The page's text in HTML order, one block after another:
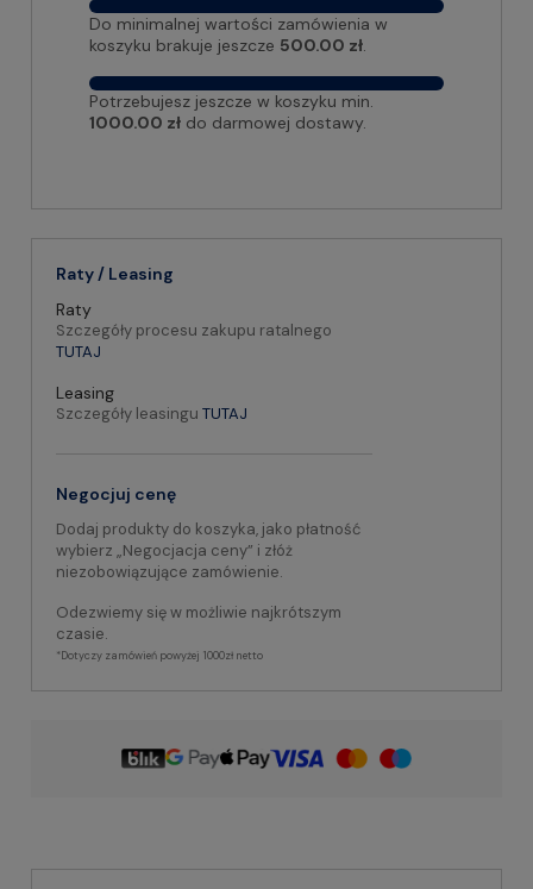
Do minimalnej wartości zamówienia w
koszyku brakuje jeszcze 500.00 zł.
Potrzebujesz jeszcze w koszyku min.
1000.00 zł do darmowej dostawy.
Raty / Leasing
Raty
Szczegóły procesu zakupu ratalnego
TUTAJ
Leasing
Szczegóły leasingu TUTAJ
Negocjuj cenę
Dodaj produkty do koszyka, jako płatność
wybierz „Negocjacja ceny” i złóż
niezobowiązujące zamówienie.
Odezwiemy się w możliwie najkrótszym
czasie.
*Dotyczy zamówień powyżej 1000zł netto